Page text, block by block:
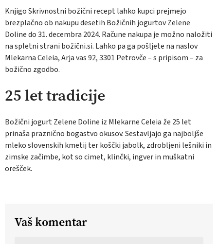
Knjigo Skrivnostni božični recept lahko kupci prejmejo
brezplačno ob nakupu desetih Božičnih jogurtov Zelene
Doline do 31. decembra 2024. Račune nakupa je možno naložiti
na spletni strani božični.si. Lahko pa ga pošljete na naslov
Mlekarna Celeia, Arja vas 92, 3301 Petrovče – s pripisom – za
božično zgodbo.
25 let tradicije
Božični jogurt Zelene Doline iz Mlekarne Celeia že 25 let
prinaša praznično bogastvo okusov. Sestavljajo ga najboljše
mleko slovenskih kmetij ter koščki jabolk, zdrobljeni lešniki in
zimske začimbe, kot so cimet, klinčki, ingver in muškatni
orešček.
Vaš komentar